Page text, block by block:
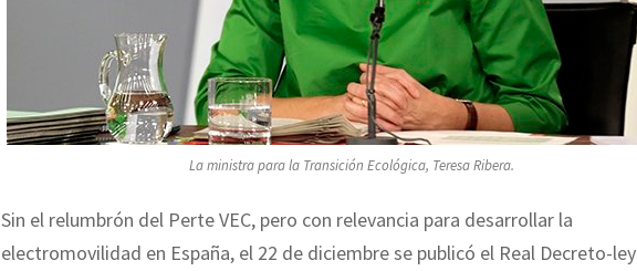
La ministra para la Transición Ecológica, Teresa Ribera.
Sin el relumbrón del Perte VEC, pero con relevancia para desarrollar la
electromovilidad en España, el 22 de diciembre se publicó el Real Decreto-ley